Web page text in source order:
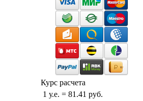
Курс расчета
1 у.е. = 81.41 руб.